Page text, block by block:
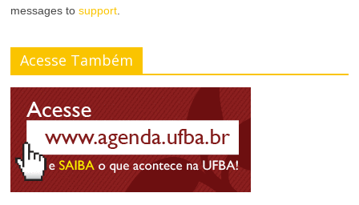
n
t
T
a
m
h
messages tosupport
Acesse Também